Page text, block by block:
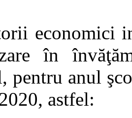
economici
în
pentru anul
astfel: